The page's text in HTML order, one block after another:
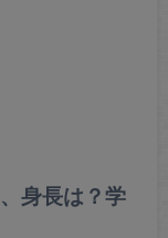
身長は？学